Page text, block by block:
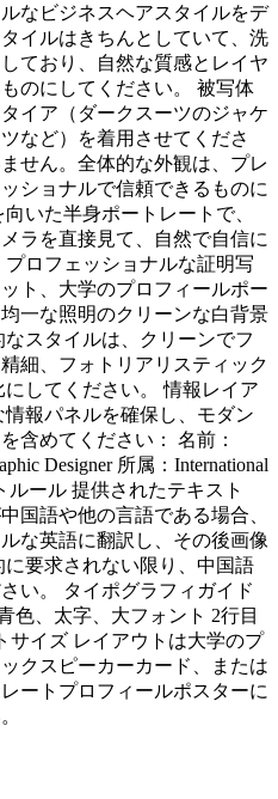
なビジネスヘアスタイルをデ
イルはきちんとしていて、洗
ており、自然な質感とレイヤ
のにしてください。 被写体
イア（ダークスーツのジャケ
など）を着用させてくださ
せん。全体的な外観は、プレ
ショナルで信頼できるものに
いた半身ポートレートで、
ラを直接見て、自然で自信に
ロフェッショナルな証明写
ト、大学のプロフィールポー
一な照明のクリーンな白背景
スタイルは、クリーンでフ
細、フォトリアリスティック
してください。 情報レイア
報パネルを確保し、モダン
含めてください： 名前：
Designer 所属：International
ルール 提供されたテキスト
国語や他の言語である場合、
な英語に翻訳し、その後画像
要求されない限り、中国語
い。 タイポグラフィガイド
色、太字、大フォント 2行目
サイズ レイアウトは大学のプ
クスピーカーカード、または
ートプロフィールポスターに